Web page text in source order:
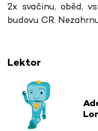
2x svačinu, oběd,
budovu CR.
Lektor